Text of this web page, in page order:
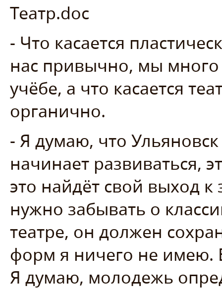
Театр.doc
- Что касается
нас привычно, мы много
учёбе, а что касается
органично.
- Я думаю, что
начинает развиваться,
это найдёт свой выход
нужно забывать о
театре, он должен
форм я ничего не имею.
Я думаю, молодежь